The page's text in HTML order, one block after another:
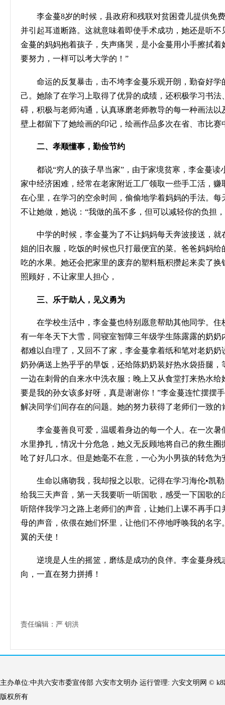
李金蔓8岁的时候，县政府和残联对贫困聋儿提供免
并引起耳道断路。这就意味着即使手术成功，她还是听
金蔓的妈妈抱着孩子，失声痛哭，是小金蔓用小手擦拭
要努力，一样可以考大学的！”
命运的反复暴击，击不垮李金蔓乐观开朗，勤奋好学
己。她除了在学习上取得了优异的成绩，还积极学习书
碍，积极与老师沟通，认真琢磨老师教导的每一种画法
壁上都留下了她绘画的印记，绘画作品多次在省、市比赛
二、孝顺懂事，勤俭节约
都说“穷人的孩子早当家”，由于家境贫寒，李金蔓
家中经济困难，经常在老家附近工厂领取一些手工活，
在心里，在学习的空余时间，偷偷地学着妈妈的手法。
不让她做，她说：“我做的虽不多，但可以减轻你的负担
中学的时候，李金蔓为了不让妈妈每天奔波接送，
姐的旧衣服，吃饭的时候也只打最便宜的菜。爸爸妈妈
吃的水果。她还会把家里的废弃的塑料瓶积攒起来卖了
照顾好，不让家里人担心，
三、乐于助人，见义勇为
在学校生活中，李金蔓也特别愿意帮助其他同学。
有一年冬天下大雪，同寝室智障三年级学生陈露露的奶
都难以自理了，又回不了家，李金蔓拿着纸和笔对老奶奶
奶孙俩送上热乎乎的早饭，还给陈奶奶装好热水袋捂腿
一边在刺骨的自来水中洗衣服；晚上又从食堂打来热水
要是我的孙女该多好呀，真是谢谢你！”李金蔓连忙摆摆
解决同学们间存在的问题。她的努力获得了老师们一致的
李金蔓善良可爱，温暖着身边的每一个人。在一次
水里挣扎，情况十分危急，她义无反顾地将自己的救生
呛了好几口水。但是她毫不在意，一心为小男孩的转危为
生命以痛吻我，我却报之以歌。记得在学习海伦•凯
给我三天声音，第一天我要听一听国歌，感受一下国歌
听陪伴我学习之路上老师们的声音，让她们上课不再手
母的声音，依偎在她们怀里，让他们不停地呼唤我的名
翼的天使！
逆境是人生的摇篮，磨练是成功的良伴。李金蔓身
向，一直在努力拼搏！
责任编辑：严 钥洪
主办单位:中共六安市委宣传部 六安市文明办 运行管理: 六安文明网 ©
版权所有